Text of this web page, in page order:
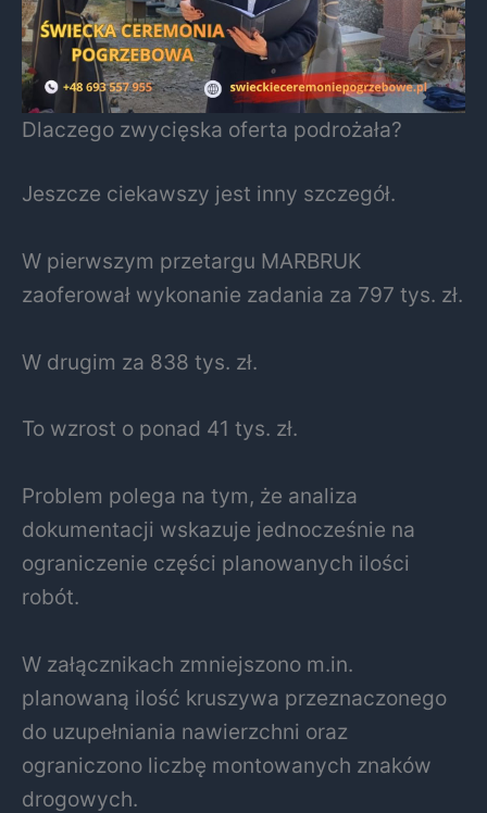
Dlaczego zwycięska oferta podrożała?
Jeszcze ciekawszy jest inny szczegół.
W pierwszym przetargu MARBRUK
zaoferował wykonanie zadania za 797 tys. zł.
W drugim za 838 tys. zł.
To wzrost o ponad 41 tys. zł.
Problem polega na tym, że analiza
dokumentacji wskazuje jednocześnie na
ograniczenie części planowanych ilości
robót.
W załącznikach zmniejszono m.in.
planowaną ilość kruszywa przeznaczonego
do uzupełniania nawierzchni oraz
ograniczono liczbę montowanych znaków
drogowych.